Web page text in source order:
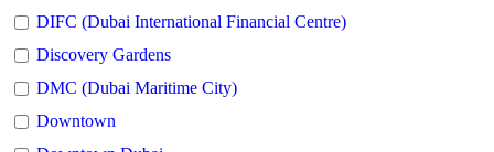
DIFC (Dubai International Financial Centre)
Discovery Gardens
DMC (Dubai Maritime City)
Downtown